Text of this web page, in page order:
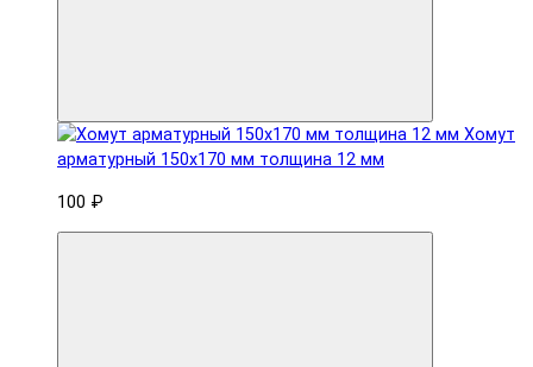
Хомут
арматурный 150x170 мм толщина 12 мм
100 ₽